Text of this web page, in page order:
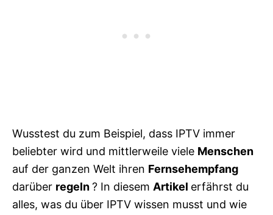
Wusstest du zum Beispiel, dass IPTV immer
beliebter wird und mittlerweile viele Menschen
auf der ganzen Welt ihren Fernsehempfang
darüber regeln? In diesem Artikel erfährst du
alles, was du über IPTV wissen musst und wie